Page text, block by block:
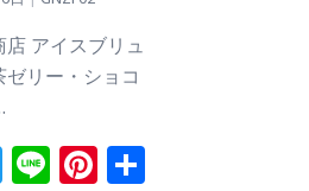
アイスブリュ
ゼリー・ショコ
Twitter
LinePinterest
共